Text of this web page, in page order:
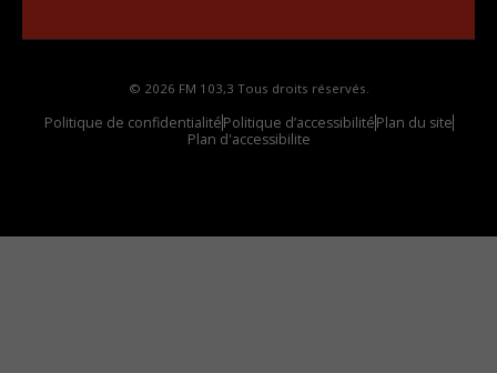
© 2026 FM 103,3 Tous droits réservés.
Politique de confidentialitéPolitique d’accessibilitéPlan du site
Plan d'accessibilite